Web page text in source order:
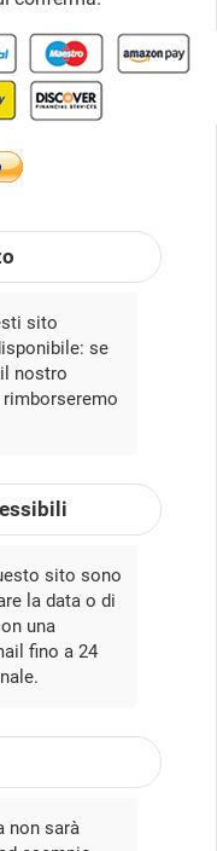
sito
se
nostro
sito sono
la data o di
una
fino a 24
non sarà